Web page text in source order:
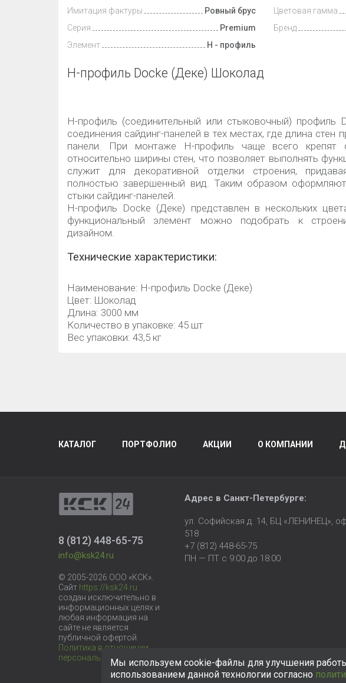
Имитация фактуры
Ровный брус
Серия
Premium
Элемент
Н - профиль
Цветовая гамма
Бренд
H-профиль Docke (Деке) Шоколад
H-профиль (соединительный или стыковочный) профиль
соединения сайдинг-панелей в тех местах, где длина стен
панели. При монтаже H-профиль чаще всего крепят
относительно ширины стен, что позволяет выполнять
служит для декоративной отделки строения,
полностью завершенный вид. Таким образом
стыки сайдинг-панелей.
H-профиль Docke (Деке) представлен в нескольких
функциональный элемент можно подобрать к
дизайном.
Технические характеристики:
Наименование: H-профиль Docke (Деке)
Цвет: Шоколад
Длина: 3000 мм
Количество в упаковке: 45 шт
Вес упаковки: 43,5 кг
КАТАЛОГ ПОРТФОЛИО АКЦИИ О КОМПАНИИ
8 (812) 448-65-75
info@ksk24.ru
© 2005-2026 ООО «КСК».
Сайт https://ksk24.ru
создан исключительно в
информационных целях и
любая информация на
сайте не является
публичной офертой.
Политика в отношении
персональных данных
Адрес в Санкт-Петербурге:
ул. Софийская д. 14, БЦ «ЛЕНИНЕЦ»,
518
+7 (812) 448-65-75
ПН — ПТ с 9:00 до 18:00
Мы используем cookie-файлы для улучшения
использованием данной технологии согласно